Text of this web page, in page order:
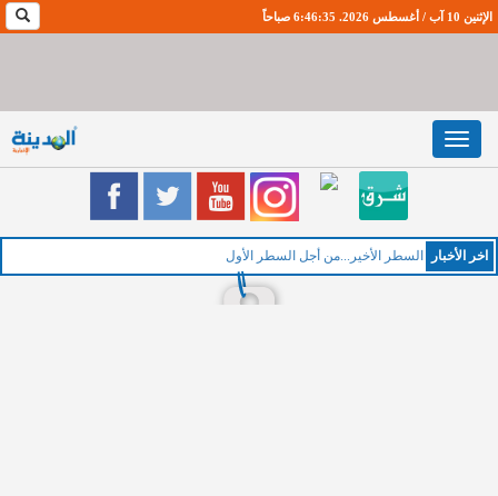
الإثنين 10 آب / أغسطس 2026. 6:46:36 صباحاً
Toggle
navigation
اخر اﻷخبار